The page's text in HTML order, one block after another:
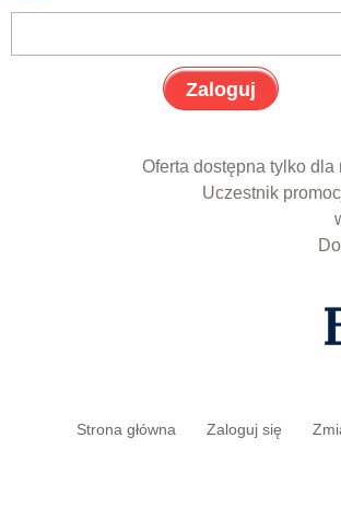
Oferta dostępna tylko
Uczestnik
Strona główna Zaloguj się